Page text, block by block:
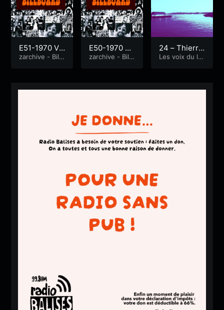
E51-1970 Vo
lume 2
zarchive - Billb
E50-1970 Vo
lume 1
zarchive - Billb
24 – Thierry
Normand – T
Les voix du lar